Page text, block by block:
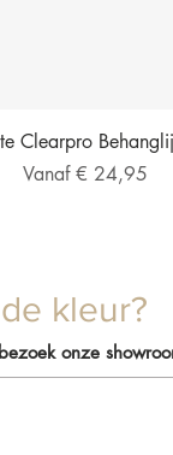
Snel overzicht
Clearpro
Vanaf€ 24,95
Verkoopprijs
kleur?
onze